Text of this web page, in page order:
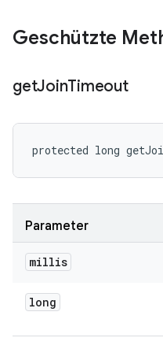
Geschützte
getJoinTimeout
protected long
Parameter
millis
long